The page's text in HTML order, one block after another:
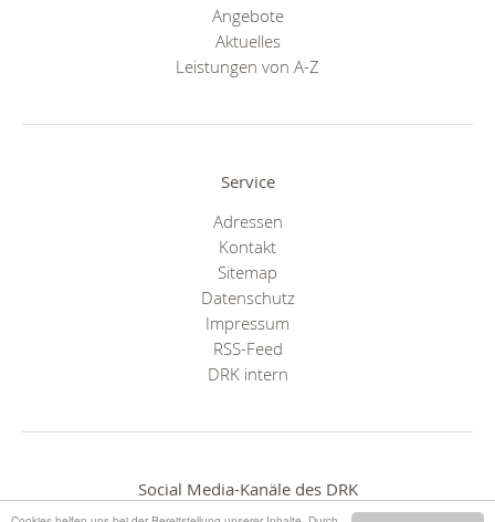
Angebote
Aktuelles
Leistungen von A-Z
Service
Adressen
Kontakt
Sitemap
Datenschutz
Impressum
RSS-Feed
DRK intern
Social Media-Kanäle des DRK